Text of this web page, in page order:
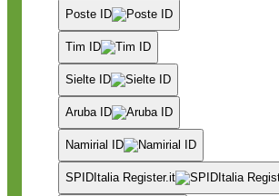
Poste ID
Tim ID
Sielte ID
Aruba ID
Namirial ID
SPIDItalia Register.it